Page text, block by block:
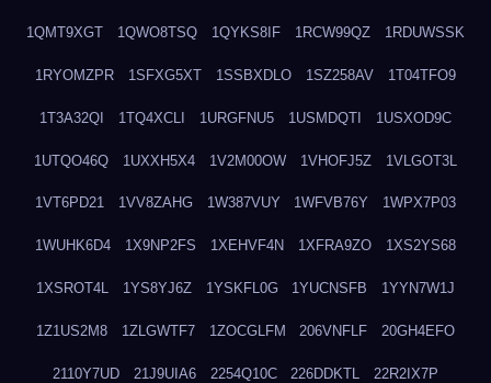
1QMT9XGT 1QWO8TSQ 1QYKS8IF 1RCW99QZ 1RDUWSSK
1RYOMZPR 1SFXG5XT 1SSBXDLO 1SZ258AV 1T04TFO9
1T3A32QI 1TQ4XCLI 1URGFNU5 1USMDQTI 1USXOD9C
1UTQO46Q 1UXXH5X4 1V2M00OW 1VHOFJ5Z 1VLGOT3L
1VT6PD21 1VV8ZAHG 1W387VUY 1WFVB76Y 1WPX7P03
1WUHK6D4 1X9NP2FS 1XEHVF4N 1XFRA9ZO 1XS2YS68
1XSROT4L 1YS8YJ6Z 1YSKFL0G 1YUCNSFB 1YYN7W1J
1Z1US2M8 1ZLGWTF7 1ZOCGLFM 206VNFLF 20GH4EFO
2110Y7UD 21J9UIA6 2254Q10C 226DDKTL 22R2IX7P